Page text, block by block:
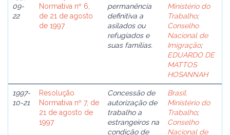
09-
22
Normativa nº 6,
de 21 de agosto
de 1997
permanência
definitiva a
asilados ou
refugiados e
suas famílias.
Ministério do
Trabalho;
Conselho
Nacional de
Imigração;
EDUARDO DE
MATTOS
HOSANNAH
1997-
10-21
Resolução
Normativa nº 7, de
21 de agosto de
1997
Concessão de
autorização de
trabalho a
estrangeiros na
condição de
Brasil.
Ministério do
Trabalho;
Conselho
Nacional de